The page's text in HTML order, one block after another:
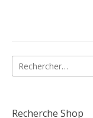
Rechercher :
Recherche Shop